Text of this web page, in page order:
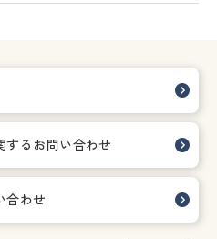
する お問い合わせ
合わせ